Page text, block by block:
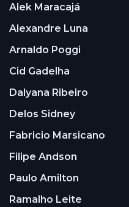
Alek Maracajá
Alexandre Luna
Arnaldo Poggi
Cid Gadelha
Dalyana Ribeiro
Delos Sidney
Fabricio Marsicano
Filipe Andson
Paulo Amilton
Ramalho Leite